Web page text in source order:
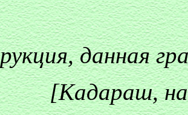
данная
[Кадараш,